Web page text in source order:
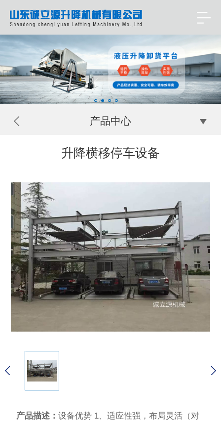
产品中心
升降横移停车设备
产品描述：设备优势 1、适应性强，布局灵活（对